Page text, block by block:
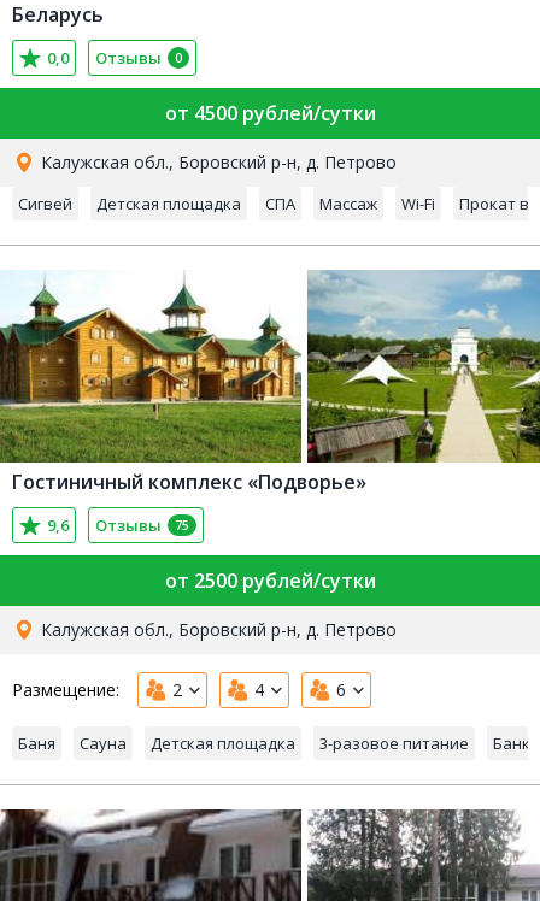
Беларусь
0,0 Отзывы 0
от 4500 рублей/сутки
Калужская обл., Боровский р-н, д. Петрово
Сигвей Детская площадка СПА Массаж Wi-Fi Прокат
Гостиничный комплекс «Подворье»
9,6 Отзывы 75
от 2500 рублей/сутки
Калужская обл., Боровский р-н, д. Петрово
Размещение: 2 4 6
Баня Сауна Детская площадка 3-разовое питание